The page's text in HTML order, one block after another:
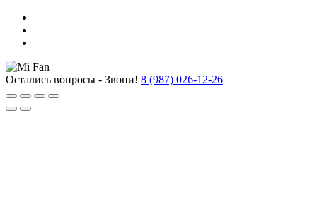
Остались вопросы - Звони! 8 (987) 026-12-26